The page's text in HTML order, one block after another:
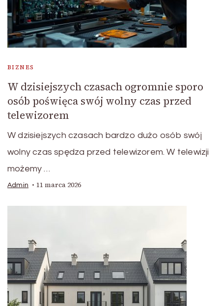
BIZNES
W dzisiejszych czasach ogromnie sporo
osób poświęca swój wolny czas przed
telewizorem
W dzisiejszych czasach bardzo dużo osób swój
wolny czas spędza przed telewizorem. W telewizji
możemy …
Admin 11 marca 2026